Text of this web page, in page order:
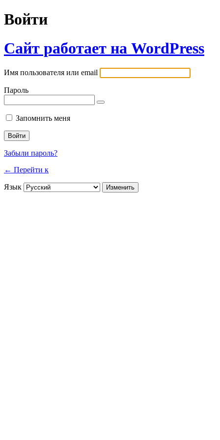
Войти
Сайт работает на WordPress
Имя пользователя или email
Пароль
Запомнить меня
Забыли пароль?
← Перейти к
Язык